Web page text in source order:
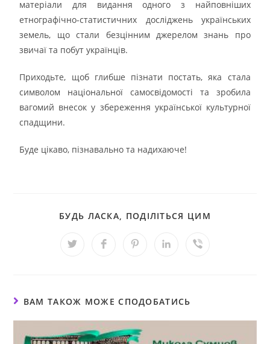
матеріали для видання одного з найповніших
етнографічно-статистичних досліджень українських
земель, що стали безцінним джерелом знань про
звичаї та побут українців.
Приходьте, щоб глибше пізнати постать, яка стала
символом національної самосвідомості та зробила
вагомий внесок у збереження української культурної
спадщини.
Буде цікаво, пізнавально та надихаюче!
БУДЬ ЛАСКА, ПОДІЛІТЬСЯ ЦИМ
ВАМ ТАКОЖ МОЖЕ СПОДОБАТИСЬ